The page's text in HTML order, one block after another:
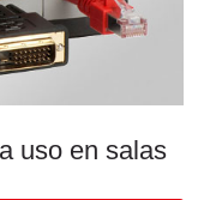
uso en salas